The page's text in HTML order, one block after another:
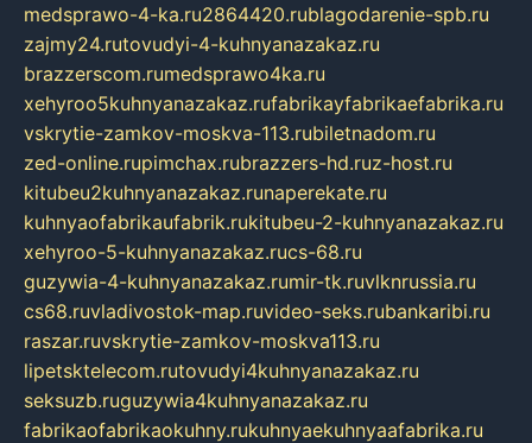
medsprawo-4-ka.ru2864420.rublagodarenie-spb.ru
zajmy24.rutovudyi-4-kuhnyanazakaz.ru
brazzerscom.rumedsprawo4ka.ru
xehyroo5kuhnyanazakaz.rufabrikayfabrikaefabrika.ru
vskrytie-zamkov-moskva-113.rubiletnadom.ru
zed-online.rupimchax.rubrazzers-hd.ruz-host.ru
kitubeu2kuhnyanazakaz.runaperekate.ru
kuhnyaofabrikaufabrik.rukitubeu-2-kuhnyanazakaz.ru
xehyroo-5-kuhnyanazakaz.rucs-68.ru
guzywia-4-kuhnyanazakaz.rumir-tk.ruvlknrussia.ru
cs68.ruvladivostok-map.ruvideo-seks.rubankaribi.ru
raszar.ruvskrytie-zamkov-moskva113.ru
lipetsktelecom.rutovudyi4kuhnyanazakaz.ru
seksuzb.ruguzywia4kuhnyanazakaz.ru
fabrikaofabrikaokuhny.rukuhnyaekuhnyaafabrika.ru